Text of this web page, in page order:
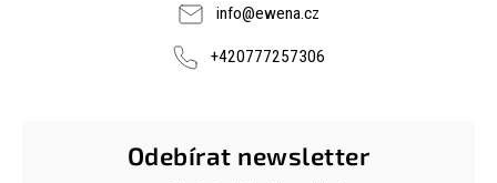
info@ewena.cz
+420777257306
Odebírat newsletter